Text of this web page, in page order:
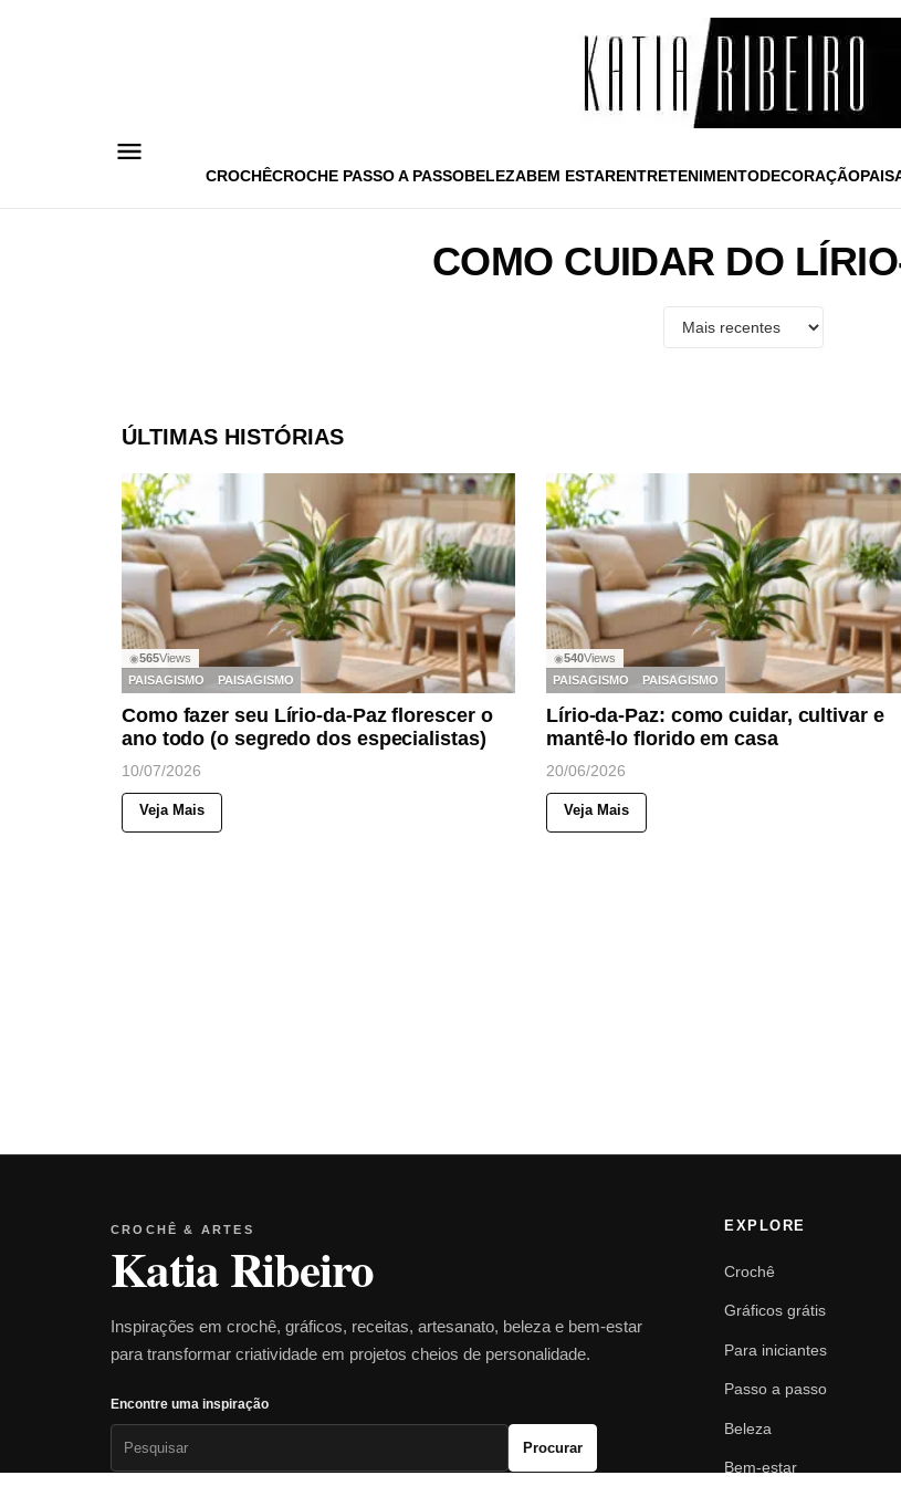
CROCHÊCROCHE PASSO A PASSOBELEZABEM ESTARENTRETENIMENTODECORAÇÃO
COMO CUIDAR DO
ÚLTIMAS HISTÓRIAS
◉565Views
PAISAGISMO
PAISAGISMO
Como fazer seu Lírio-da-Paz florescer o
ano todo (o segredo dos especialistas)
10/07/2026
Veja Mais
◉540Views
PAISAGISMO
PAISAGISMO
Lírio-da-Paz: como cuidar, cultivar e
mantê-lo florido em casa
20/06/2026
Veja Mais
CROCHÊ & ARTES
Katia Ribeiro
Inspirações em crochê, gráficos, receitas, artesanato, beleza e bem-estar
para transformar criatividade em projetos cheios de personalidade.
Encontre uma inspiração
Procurar
EXPLORE
Crochê
Gráficos grátis
Para iniciantes
Passo a passo
Beleza
Bem-estar